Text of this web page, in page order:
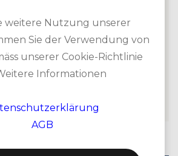
Mallorca. Gut zehn Kilometer von
können sich Spieler auf grosse Grüns
einstellen. Die Kulisse bildet das
Gebirge am Horizont.
weitere Nutzung unserer
Sie der Verwendung von
unserer Cookie-Richtlinie
Informationen
AGB